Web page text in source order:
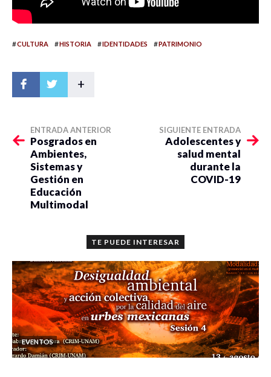
#CULTURA #HISTORIA #IDENTIDADES #PATRIMONIO
+
ENTRADA ANTERIOR
Posgrados en
Ambientes,
Sistemas y
Gestión en
Educación
Multimodal
SIGUIENTE ENTRADA
Adolescentes y
salud mental
durante la
COVID-19
TE PUEDE INTERESAR
EVENTOS